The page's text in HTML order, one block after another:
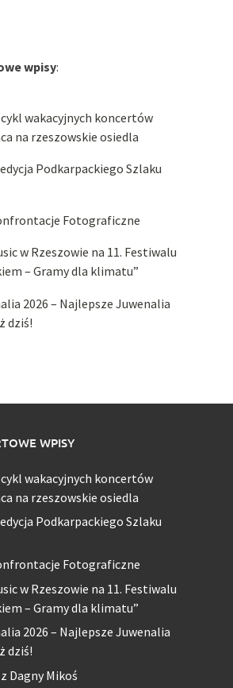
wpisy:
cykl wakacyjnych koncertów
na rzeszowskie osiedla
Podkarpackiego Szlaku
Fotograficzne
w Rzeszowie na 11. Festiwalu
– Gramy dla klimatu”
2026 – Najlepsze Juwenalia
dziś!
WPISY
cykl wakacyjnych koncertów
na rzeszowskie osiedla
Podkarpackiego Szlaku
Fotograficzne
w Rzeszowie na 11. Festiwalu
– Gramy dla klimatu”
2026 – Najlepsze Juwenalia
dziś!
Dagny Mikoś